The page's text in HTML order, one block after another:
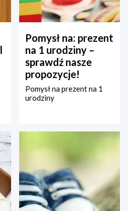
Pomysł na: prezent
na 1 urodziny –
sprawdź nasze
propozycje!
Pomysł na prezent na 1
urodziny